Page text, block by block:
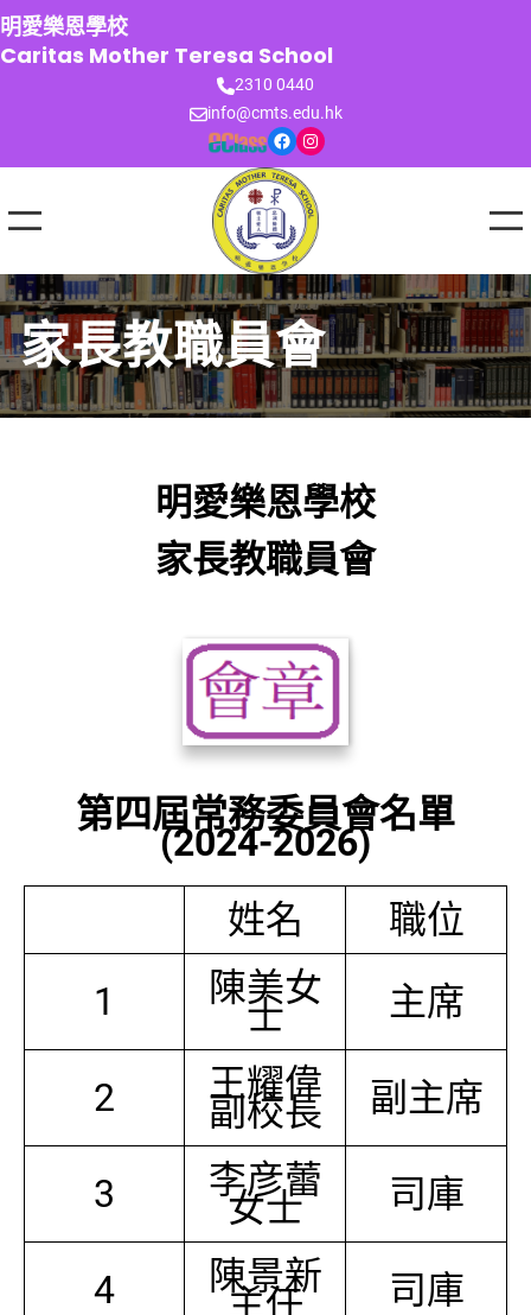
跳
至
主
明愛樂恩學校
Caritas Mother Teresa School
2310 0440
info@cmts.edu.hk
Facebook Instagram
家長教職員會
明愛樂恩學校
家長教職員會
第四屆常務委員會名單
(2024-2026)
姓名
職位
1
陳美女
士 主席
2 王耀偉
副校長 副主席
3 李彦蕾
女士 司庫
4 陳景新
主任 司庫